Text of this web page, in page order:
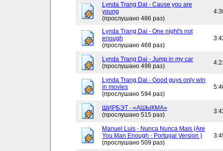
Lynda Trang Dai - Cause you are
young
(прослушано 486 раз)
Lynda Trang Dai - One night's not
enough
(прослушано 468 раз)
Lynda Trang Dai - Jump in my car
(прослушано 498 раз)
Lynda Trang Dai - Good guys only win
in movies
(прослушано 594 раз)
ШИРБЭТ - «АШЫКМА»
(прослушано 515 раз)
Manuel Luis - Nunca Nunca Mais (Are
You Man Enough - Portugal Version )
(прослушано 509 раз)